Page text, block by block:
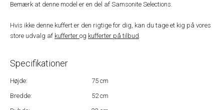
Bemærk at denne model er en del af Samsonite Selections.
Hvis ikke denne kuffert er den rigtige for dig, kan du tage et kig på vores
store udvalg af kufferter og kufferter på tilbud.
Specifikationer
Højde:
75 cm
Bredde:
52 cm